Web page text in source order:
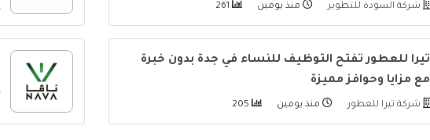
شركة السودة للتطوير منذ يومين
تيرا للعطور تفتح التوظيف للنساء في جدة بدون خبرة
مع مزايا وحوافز مميزة
شركة تيرا للعطور منذ يومين